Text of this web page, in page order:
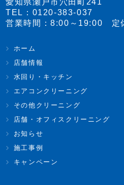
TEL： 0120-383-037
営業時間：8:00～19:00 定
ホーム
店舗情報
水回り・キッチン
エアコンクリーニング
その他クリーニング
店舗・オフィスクリーニング
お知らせ
施工事例
キャンペーン